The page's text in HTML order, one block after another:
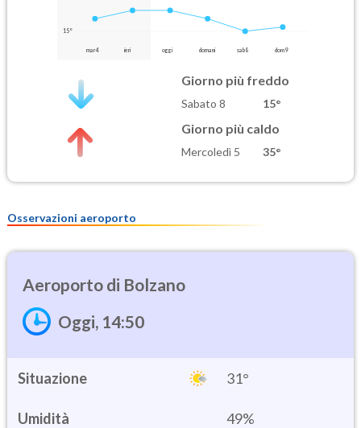
15°
mar 4 ieri oggi domani sab 8 dom 9
Giorno più freddo
Sabato 8 15°
Giorno più caldo
Mercoledì 5 35°
Osservazioni aeroporto
Bolzano
Oggi, 14:50
Situazione 31°
Umidità 49%